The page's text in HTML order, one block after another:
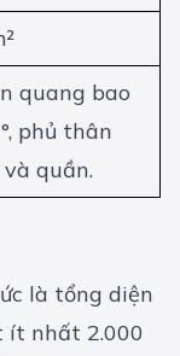
quang bao
phủ thân
quần.
là tổng diện
ít nhất 2.000